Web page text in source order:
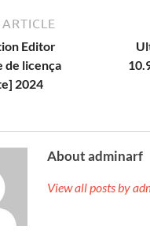
Editor
de licença
2024
About adminarf
View all posts by